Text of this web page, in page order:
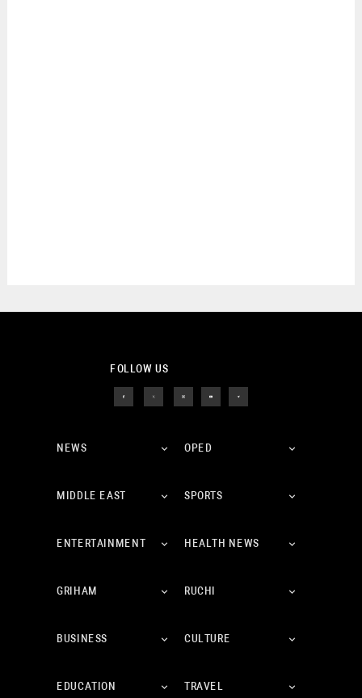
FOLLOW US
NEWS OPED
MIDDLE EAST SPORTS
ENTERTAINMENT HEALTH NEWS
GRIHAM RUCHI
BUSINESS CULTURE
EDUCATION TRAVEL